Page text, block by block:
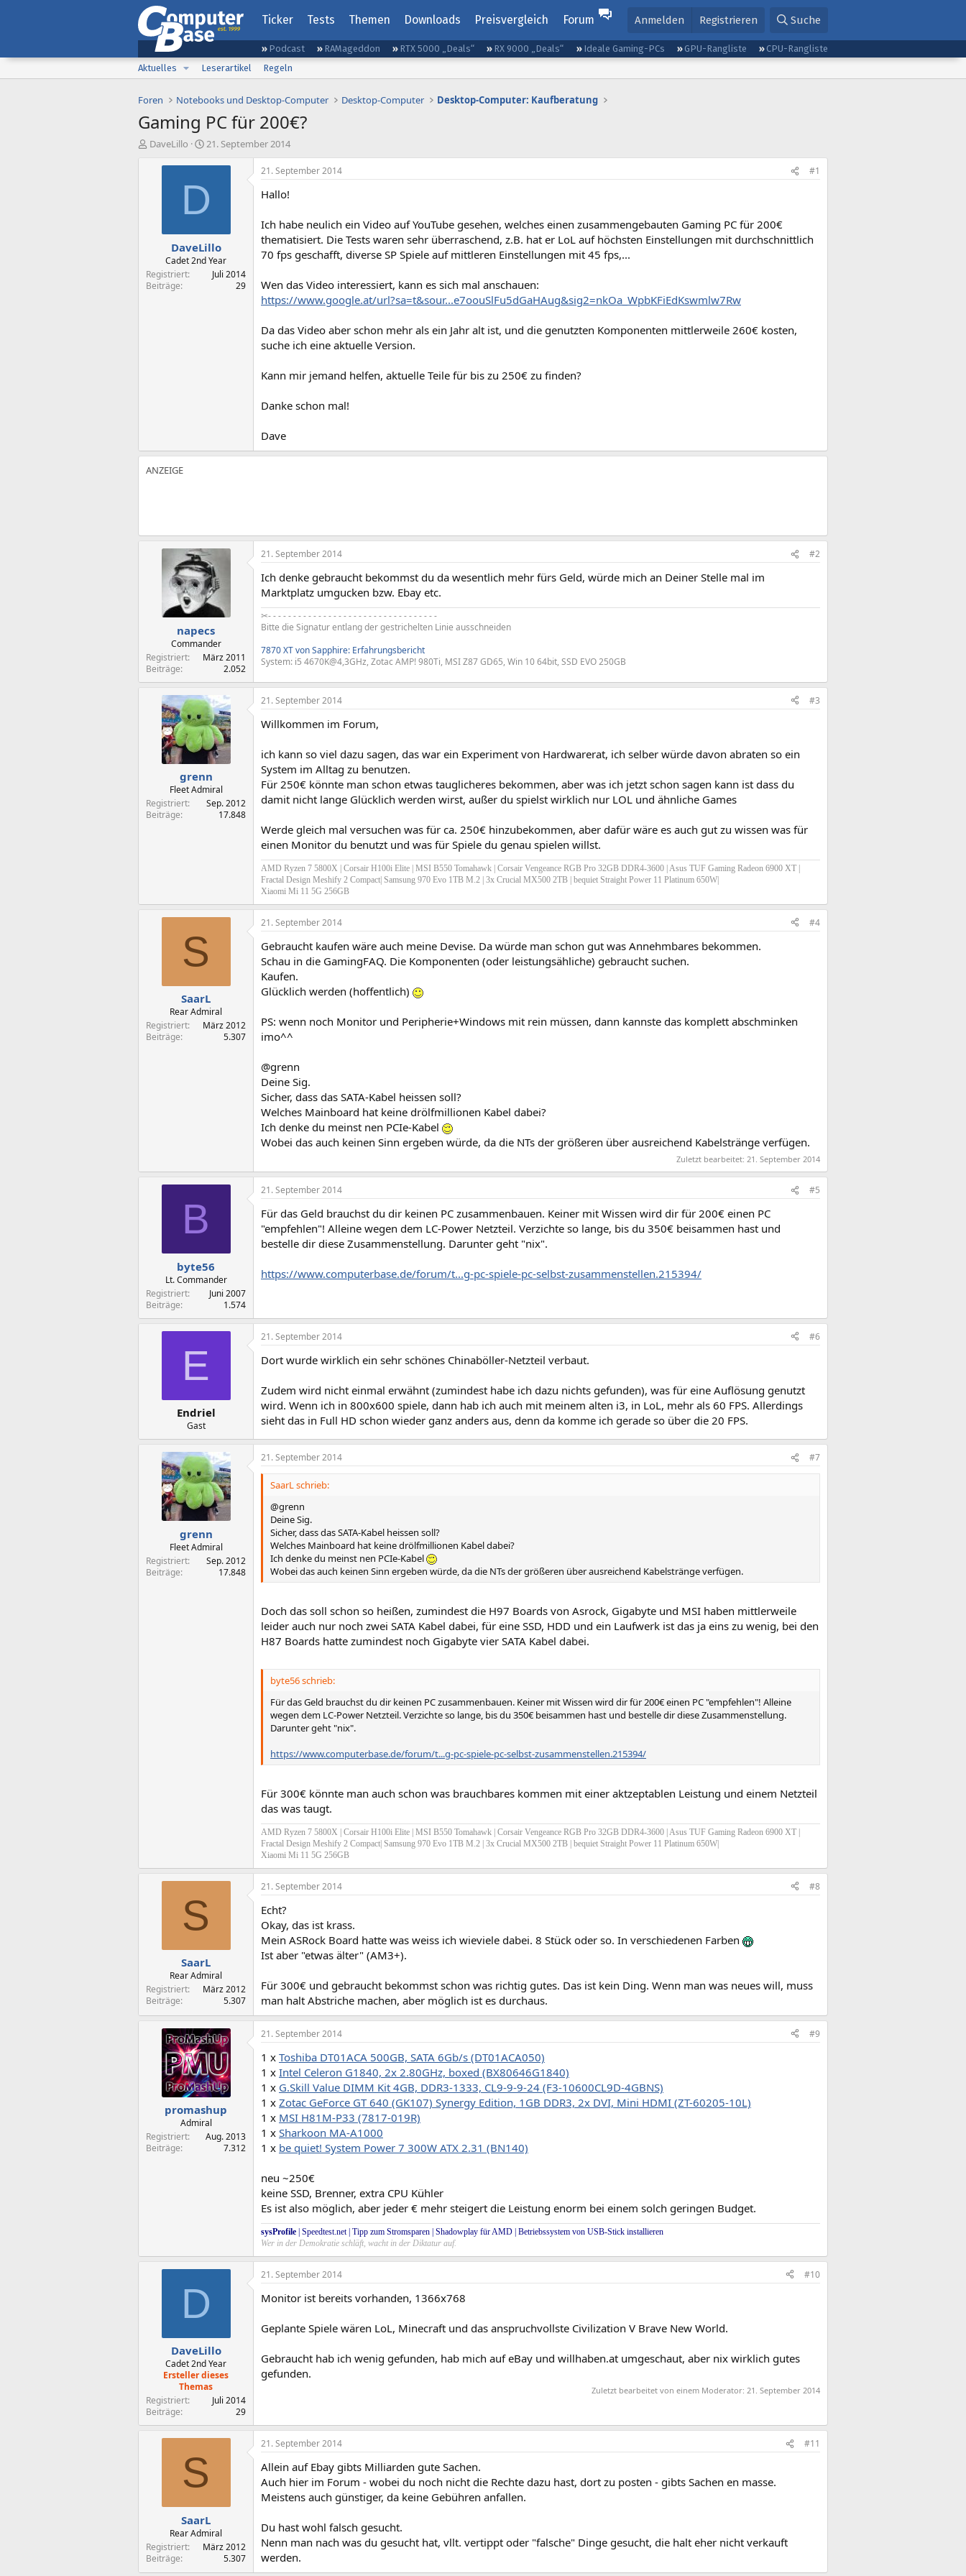
Ticker Tests Themen Downloads Preisvergleich Forum Anmelden Registrieren Suche
Podcast RAMageddon RTX 5000 „Deals“ RX 9000 „Deals“ Ideale Gaming-PCs GPU-Rangliste
CPU-Rangliste
Aktuelles
Leserartikel Regeln
Foren Notebooks und Desktop-Computer Desktop-Computer Desktop-Computer: Kaufberatung
Gaming PC für 200€?
E
DaveLillo
E
s
e
l
t
a
m
21. September 2014
D
DaveLillo
Cadet 2nd Year
Registriert
Juli 2014
Beiträge
29
21. September 2014 #1
Hallo!
Ich habe neulich ein Video auf YouTube gesehen, welches einen zusammengebauten Gaming PC für 200€
thematisiert. Die Tests waren sehr überraschend, z.B. hat er LoL auf höchsten Einstellungen mit durchschnittlich
70 fps geschafft, diverse SP Spiele auf mittleren Einstellungen mit 45 fps,...
Wen das Video interessiert, kann es sich mal anschauen:
https://www.google.at/url?sa=t&sour...e7oouSlFu5dGaHAug&sig2=nkOa_WpbKFiEdKswmlw7Rw
Da das Video aber schon mehr als ein Jahr alt ist, und die genutzten Komponenten mittlerweile 260€ kosten,
suche ich eine aktuelle Version.
Kann mir jemand helfen, aktuelle Teile für bis zu 250€ zu finden?
Danke schon mal!
Dave
napecs
Commander
Registriert
März 2011
Beiträge
2.052
21. September 2014 #2
Ich denke gebraucht bekommst du da wesentlich mehr fürs Geld, würde mich an Deiner Stelle mal im
Marktplatz umgucken bzw. Ebay etc.
✂- - - - - - - - - - - - - - - - - - - - - - - - - - - - - - - - - -
Bitte die Signatur entlang der gestrichelten Linie ausschneiden
7870 XT von Sapphire: Erfahrungsbericht
System: i5 4670K@4,3GHz, Zotac AMP! 980Ti, MSI Z87 GD65, Win 10 64bit, SSD EVO 250GB
grenn
Fleet Admiral
Registriert
Sep. 2012
Beiträge
17.848
21. September 2014 #3
Willkommen im Forum,
ich kann so viel dazu sagen, das war ein Experiment von Hardwarerat, ich selber würde davon abraten so ein
System im Alltag zu benutzen.
Für 250€ könnte man schon etwas tauglicheres bekommen, aber was ich jetzt schon sagen kann ist dass du
damit nicht lange Glücklich werden wirst, außer du spielst wirklich nur LOL und ähnliche Games
Werde gleich mal versuchen was für ca. 250€ hinzubekommen, aber dafür wäre es auch gut zu wissen was für
einen Monitor du benutzt und was für Spiele du genau spielen willst.
AMD Ryzen 7 5800X | Corsair H100i Elite | MSI B550 Tomahawk | Corsair Vengeance RGB Pro 32GB DDR4-3600 | Asus TUF Gaming Radeon 6900 XT |
Fractal Design Meshify 2 Compact| Samsung 970 Evo 1TB M.2 | 3x Crucial MX500 2TB | bequiet Straight Power 11 Platinum 650W|
Xiaomi Mi 11 5G 256GB
S
SaarL
Rear Admiral
Registriert
März 2012
Beiträge
5.307
21. September 2014 #4
Gebraucht kaufen wäre auch meine Devise. Da würde man schon gut was Annehmbares bekommen.
Schau in die GamingFAQ. Die Komponenten (oder leistungsähliche) gebraucht suchen.
Kaufen.
Glücklich werden (hoffentlich)
PS: wenn noch Monitor und Peripherie+Windows mit rein müssen, dann kannste das komplett abschminken
imo^^
@grenn
Deine Sig.
Sicher, dass das SATA-Kabel heissen soll?
Welches Mainboard hat keine drölfmillionen Kabel dabei?
Ich denke du meinst nen PCIe-Kabel
Wobei das auch keinen Sinn ergeben würde, da die NTs der größeren über ausreichend Kabelstränge verfügen.
Zuletzt bearbeitet: 21. September 2014
B
byte56
Lt. Commander
Registriert
Juni 2007
Beiträge
1.574
21. September 2014 #5
Für das Geld brauchst du dir keinen PC zusammenbauen. Keiner mit Wissen wird dir für 200€ einen PC
"empfehlen"! Alleine wegen dem LC-Power Netzteil. Verzichte so lange, bis du 350€ beisammen hast und
bestelle dir diese Zusammenstellung. Darunter geht "nix".
https://www.computerbase.de/forum/t...g-pc-spiele-pc-selbst-zusammenstellen.215394/
E
Endriel
Gast
21. September 2014 #6
Dort wurde wirklich ein sehr schönes Chinaböller-Netzteil verbaut.
Zudem wird nicht einmal erwähnt (zumindest habe ich dazu nichts gefunden), was für eine Auflösung genutzt
wird. Wenn ich in 800x600 spiele, dann hab ich auch mit meinem alten i3, in LoL, mehr als 60 FPS. Allerdings
sieht das in Full HD schon wieder ganz anders aus, denn da komme ich gerade so über die 20 FPS.
grenn
Fleet Admiral
Registriert
Sep. 2012
Beiträge
17.848
21. September 2014 #7
SaarL schrieb:
@grenn
Deine Sig.
Sicher, dass das SATA-Kabel heissen soll?
Welches Mainboard hat keine drölfmillionen Kabel dabei?
Ich denke du meinst nen PCIe-Kabel
Wobei das auch keinen Sinn ergeben würde, da die NTs der größeren über ausreichend Kabelstränge verfügen.
Doch das soll schon so heißen, zumindest die H97 Boards von Asrock, Gigabyte und MSI haben mittlerweile
leider auch nur noch zwei SATA Kabel dabei, für eine SSD, HDD und ein Laufwerk ist das ja eins zu wenig, bei den
H87 Boards hatte zumindest noch Gigabyte vier SATA Kabel dabei.
byte56 schrieb:
Für das Geld brauchst du dir keinen PC zusammenbauen. Keiner mit Wissen wird dir für 200€ einen PC "empfehlen"! Alleine
wegen dem LC-Power Netzteil. Verzichte so lange, bis du 350€ beisammen hast und bestelle dir diese Zusammenstellung.
Darunter geht "nix".
https://www.computerbase.de/forum/t...g-pc-spiele-pc-selbst-zusammenstellen.215394/
Für 300€ könnte man auch schon was brauchbares kommen mit einer aktzeptablen Leistung und einem Netzteil
das was taugt.
AMD Ryzen 7 5800X | Corsair H100i Elite | MSI B550 Tomahawk | Corsair Vengeance RGB Pro 32GB DDR4-3600 | Asus TUF Gaming Radeon 6900 XT |
Fractal Design Meshify 2 Compact| Samsung 970 Evo 1TB M.2 | 3x Crucial MX500 2TB | bequiet Straight Power 11 Platinum 650W|
Xiaomi Mi 11 5G 256GB
S
SaarL
Rear Admiral
Registriert
März 2012
Beiträge
5.307
21. September 2014 #8
Echt?
Okay, das ist krass.
Mein ASRock Board hatte was weiss ich wieviele dabei. 8 Stück oder so. In verschiedenen Farben
Ist aber "etwas älter" (AM3+).
Für 300€ und gebraucht bekommst schon was richtig gutes. Das ist kein Ding. Wenn man was neues will, muss
man halt Abstriche machen, aber möglich ist es durchaus.
promashup
Admiral
Registriert
Aug. 2013
Beiträge
7.312
21. September 2014 #9
1 x Toshiba DT01ACA 500GB, SATA 6Gb/s (DT01ACA050)
1 x Intel Celeron G1840, 2x 2.80GHz, boxed (BX80646G1840)
1 x G.Skill Value DIMM Kit 4GB, DDR3-1333, CL9-9-9-24 (F3-10600CL9D-4GBNS)
1 x Zotac GeForce GT 640 (GK107) Synergy Edition, 1GB DDR3, 2x DVI, Mini HDMI (ZT-60205-10L)
1 x MSI H81M-P33 (7817-019R)
1 x Sharkoon MA-A1000
1 x be quiet! System Power 7 300W ATX 2.31 (BN140)
neu ~250€
keine SSD, Brenner, extra CPU Kühler
Es ist also möglich, aber jeder € mehr steigert die Leistung enorm bei einem solch geringen Budget.
sysProfile | Speedtest.net | Tipp zum Stromsparen | Shadowplay für AMD | Betriebssystem von USB-Stick installieren
Wer in der Demokratie schläft, wacht in der Diktatur auf.
D
DaveLillo
Cadet 2nd Year
Ersteller dieses
Themas
Registriert
Juli 2014
Beiträge
29
21. September 2014 #10
Monitor ist bereits vorhanden, 1366x768
Geplante Spiele wären LoL, Minecraft und das anspruchvollste Civilization V Brave New World.
Gebraucht hab ich wenig gefunden, hab mich auf eBay und willhaben.at umgeschaut, aber nix wirklich gutes
gefunden.
Zuletzt bearbeitet von einem Moderator: 21. September 2014
S
SaarL
Rear Admiral
Registriert
März 2012
Beiträge
5.307
21. September 2014 #11
Allein auf Ebay gibts Milliarden gute Sachen.
Auch hier im Forum - wobei du noch nicht die Rechte dazu hast, dort zu posten - gibts Sachen en masse.
Meistens auch günstiger, da keine Gebühren anfallen.
Du hast wohl falsch gesucht.
Nenn man nach was du gesucht hat, vllt. vertippt oder "falsche" Dinge gesucht, die halt eher nicht verkauft
werden.